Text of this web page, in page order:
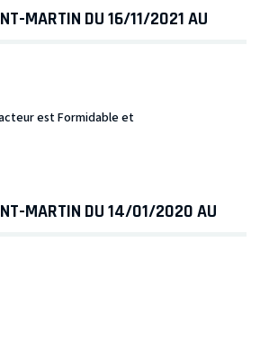
MARTIN DU 16/11/2021 AU
est Formidable et
MARTIN DU 14/01/2020 AU